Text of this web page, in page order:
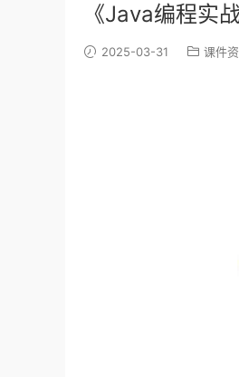
《Java编程实
2025-03-31 课件